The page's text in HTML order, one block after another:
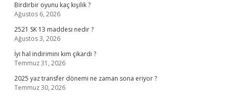
Birdirbir oyunu kaç kişilik ?
Ağustos 6, 2026
2521 SK 13 maddesi nedir ?
Ağustos 3, 2026
İyi hal indirimini kim çıkardı ?
Temmuz 31, 2026
2025 yaz transfer dönemi ne zaman sona eriyor ?
Temmuz 30, 2026